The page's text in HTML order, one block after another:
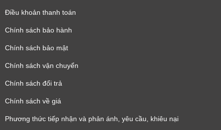
Điều khoản thanh toán
Chính sách bảo hành
Chính sách bảo mật
Chính sách vận chuyển
Chính sách đổi trả
Chính sách về giá
Phương thức tiếp nhận và phản ánh, yêu cầu, khiêu nại